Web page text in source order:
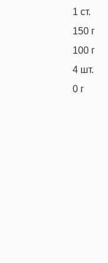
1 ст.
150 г
100 г
4 шт.
0 г